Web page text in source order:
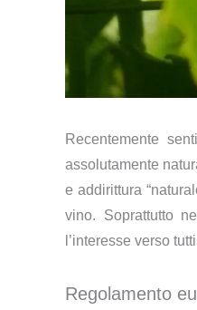
Recentemente
assolutamente
e addirittura
vino. Soprattutto
l’interesse verso
Regolamento